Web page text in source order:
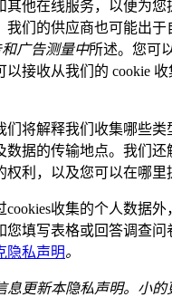
其他在线服务，以便为您
我们的供应商也可能出于
和广告测量中所述。您可
以接收从我们的 cookie
将解释我们收集哪些类
数据的传输地点。我们还
利，以及您可以在哪里
收集的个人数据
您填写表格或回答调查问
隐私声明。
息更新本隐私声明。小的